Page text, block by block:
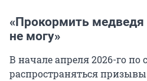
«Прокормить
не могу»
В начале апреля 2026-го по
распространяться